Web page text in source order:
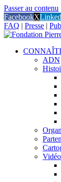
Passer au contenu
FacebookX
FAQ | Presse |
ADN